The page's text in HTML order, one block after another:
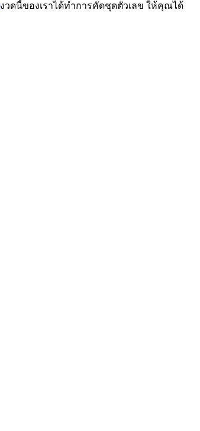
งวดนี้ของเราได้ทำการคัดชุดตัวเลข ให้คุณได้